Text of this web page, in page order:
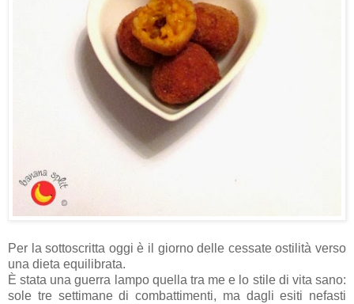
Per la sottoscritta oggi è il giorno delle cessate ostilità verso
una dieta equilibrata.
È stata una guerra lampo quella tra me e lo stile di vita sano:
sole tre settimane di combattimenti, ma dagli esiti nefasti